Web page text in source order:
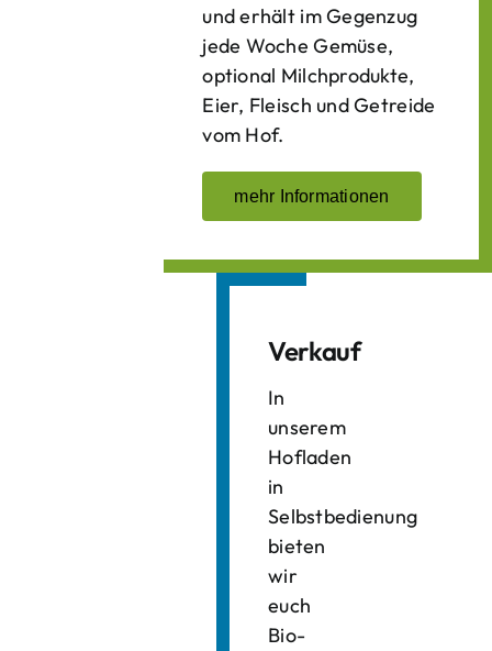
und erhält im Gegenzug
jede Woche Gemüse,
optional Milchprodukte,
Eier, Fleisch und Getreide
vom Hof.
mehr Informationen
Verkauf
In
unserem
Hofladen
in
Selbstbedienung
bieten
wir
euch
Bio-